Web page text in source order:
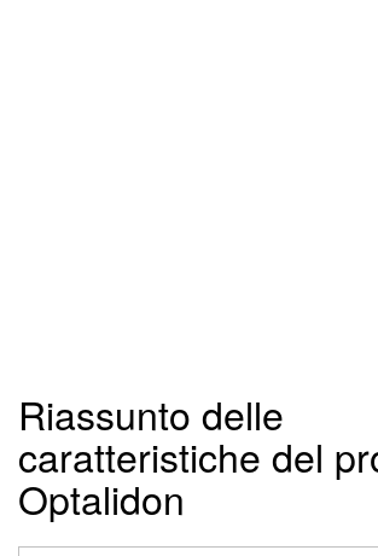
Riassunto delle
caratteristiche del
Optalidon